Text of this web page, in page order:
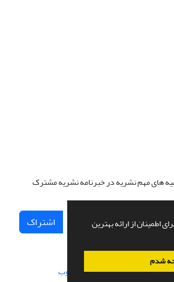
اطمینان از ارائه بهترین
شدم
های مهم نشریه در خبرنامه نشریه مشترک
اشتراک
طراحی و پیاده سازی از سیناوب